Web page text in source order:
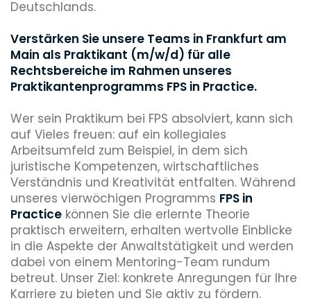
Deutschlands.
Verstärken Sie unsere Teams in Frankfurt am
Main als Praktikant (m/w/d) für alle
Rechtsbereiche im Rahmen unseres
Praktikantenprogramms FPS in Practice.
Wer sein Praktikum bei FPS absolviert, kann sich
auf Vieles freuen: auf ein kollegiales
Arbeitsumfeld zum Beispiel, in dem sich
juristische Kompetenzen, wirtschaftliches
Verständnis und Kreativität entfalten. Während
unseres vierwöchigen Programms FPS in
Practice können Sie die erlernte Theorie
praktisch erweitern, erhalten wertvolle Einblicke
in die Aspekte der Anwaltstätigkeit und werden
dabei von einem Mentoring-Team rundum
betreut. Unser Ziel: konkrete Anregungen für Ihre
Karriere zu bieten und Sie aktiv zu fördern.